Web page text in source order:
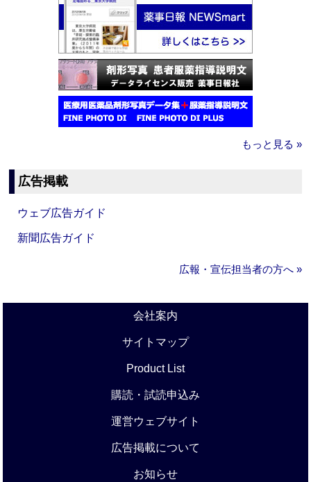
もっと見る »
広告掲載
ウェブ広告ガイド
新聞広告ガイド
広報・宣伝担当者の方へ »
会社案内
サイトマップ
Product List
購読・試読申込み
運営ウェブサイト
広告掲載について
お知らせ